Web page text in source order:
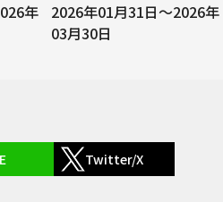
年
2026年01月31日～2026年
03月30日
Twitter/X